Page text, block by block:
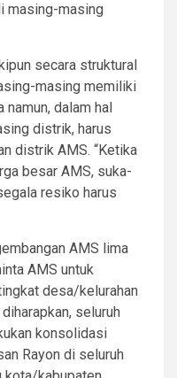
masing-masing
secara struktural
masing memiliki
dalam hal
distrik, harus
distrik AMS. “Ketika
besar AMS, suka-
resiko harus
AMS lima
AMS untuk
desa/kelurahan
seluruh
konsolidasi
Rayon di seluruh